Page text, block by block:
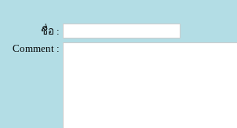
ชื่อ :
Comment :